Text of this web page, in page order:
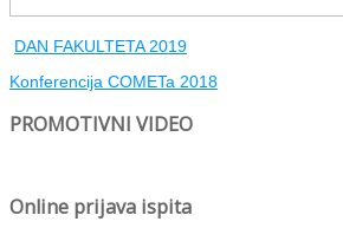
DAN FAKULTETA 2019
Konferencija COMETa 2018
PROMOTIVNI VIDEO
Online prijava ispita